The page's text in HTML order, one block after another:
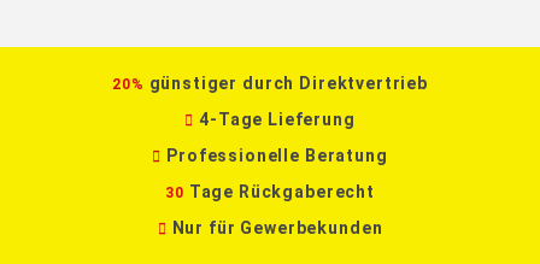
20% günstiger durch Direktvertrieb
4-Tage Lieferung
Professionelle Beratung
30 Tage Rückgaberecht
Nur für Gewerbekunden